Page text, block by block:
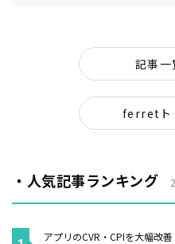
記事一
ferretト
・人気記事ランキング
アプリのCVR・CPIを大幅改